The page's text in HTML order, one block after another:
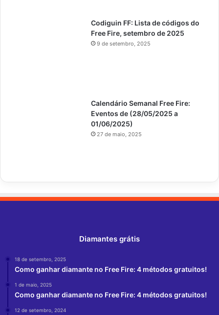
Codiguin FF: Lista de códigos do
Free Fire, setembro de 2025
9 de setembro, 2025
Calendário Semanal Free Fire:
Eventos de (28/05/2025 a
01/06/2025)
27 de maio, 2025
Diamantes grátis
18 de setembro, 2025
Como ganhar diamante no Free Fire: 4 métodos gratuitos!
1 de maio, 2025
Como ganhar diamante no Free Fire: 4 métodos gratuitos!
12 de setembro, 2024